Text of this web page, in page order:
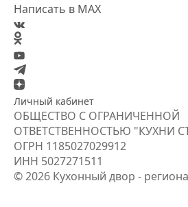
Написать в MAX
Личный кабинет
ОБЩЕСТВО С ОГРАНИЧЕННОЙ
ОТВЕТСТВЕННОСТЬЮ "КУХНИ
ОГРН 1185027029912
ИНН 5027271511
© 2026 Кухонный двор -